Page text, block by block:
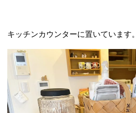
キッチンカウンターに置いています。